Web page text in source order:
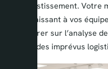
sur investissement. Votre
vente, laissant à vos
concentrer sur l’analyse
gestion des imprévus